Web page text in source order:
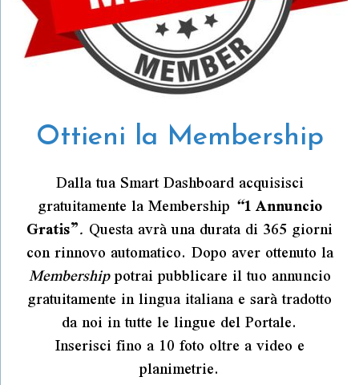
Ottieni la Membership
Dalla tua Smart Dashboard acquisisci
gratuitamente la Membership “1 Annuncio
Gratis”. Questa avrà una durata di 365 giorni
con rinnovo automatico. Dopo aver ottenuto la
Membershippotrai pubblicare il tuo annuncio
gratuitamente in lingua italiana e sarà tradotto
da noi in tutte le lingue del Portale.
Inserisci fino a 10 foto oltre a video e
planimetrie.